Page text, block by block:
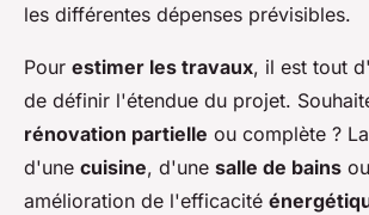
les différentes dépenses prévisibles.
Pour estimer les travaux, il est tout
de définir l'étendue du projet.
rénovation partielle ou complète ?
d'une cuisine, d'une salle de bains
amélioration de l'efficacité